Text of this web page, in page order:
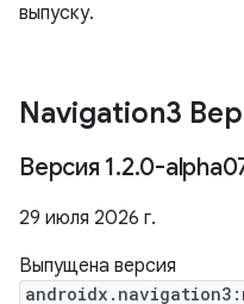
выпуску.
Navigation3
Версия 1.2.0-
29 июля 2026 г.
Выпущена версия